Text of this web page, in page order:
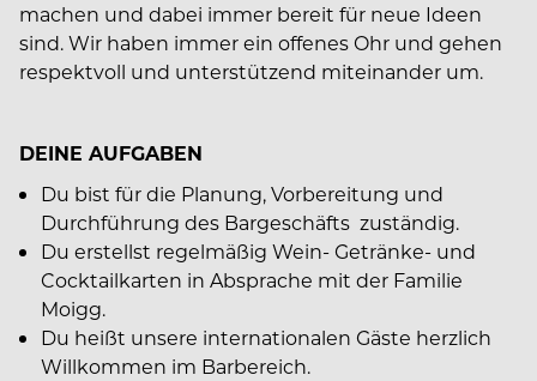
machen und dabei immer bereit für neue Ideen
sind. Wir haben immer ein offenes Ohr und gehen
respektvoll und unterstützend miteinander um.
DEINE AUFGABEN
Du bist für die Planung, Vorbereitung und
Durchführung des Bargeschäfts zuständig.
Du erstellst regelmäßig Wein- Getränke- und
Cocktailkarten in Absprache mit der Familie
Moigg.
Du heißt unsere internationalen Gäste herzlich
Willkommen im Barbereich.